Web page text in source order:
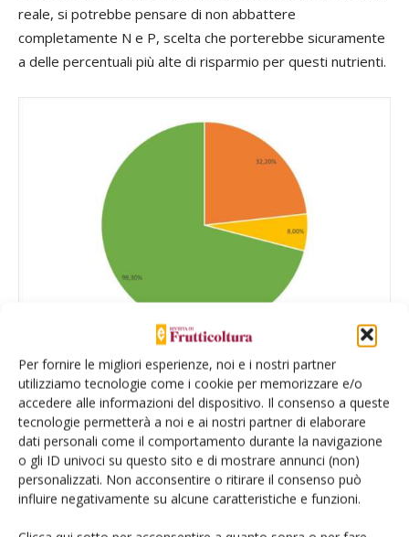
Per fornire le migliori esperienze, noi e i nostri partner
utilizziamo tecnologie come i cookie per memorizzare e/o
accedere alle informazioni del dispositivo. Il consenso a queste
tecnologie permetterà a noi e ai nostri partner di elaborare
dati personali come il comportamento durante la navigazione
o gli ID univoci su questo sito e di mostrare annunci (non)
personalizzati. Non acconsentire o ritirare il consenso può
influire negativamente su alcune caratteristiche e funzioni.
reale, si potrebbe pensare di non abbattere
completamente N e P, scelta che porterebbe sicuramente
a delle percentuali più alte di risparmio per questi nutrienti.
Fig. 1 - Percentuale di fertilizzanti (N, P, K) risparmiata con l'adozione di effluenti
secondari come fonte irrigua
L’irrigazione con SW non ha influenzato negativamente né
le principali caratteristiche qualitative dei frutti (tab. 2), né
la resa delle piante, con valori paragonabili a FW+F.